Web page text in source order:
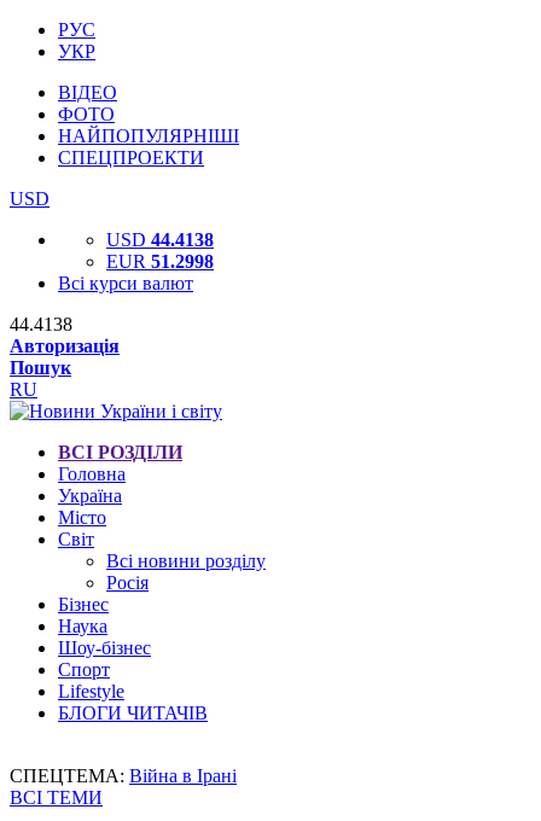
РУС
УКР
ВІДЕО
ФОТО
НАЙПОПУЛЯРНІШІ
СПЕЦПРОЕКТИ
USD
USD 44.4138
EUR 51.2998
Всі курси валют
44.4138
Авторизація
Пошук
RU
ВСІ РОЗДІЛИ
Головна
Україна
Місто
Світ
Всі новини розділу
Росія
Бізнес
Наука
Шоу-бізнес
Спорт
Lifestyle
БЛОГИ ЧИТАЧІВ
СПЕЦТЕМА: Війна в Ірані
ВСІ ТЕМИ